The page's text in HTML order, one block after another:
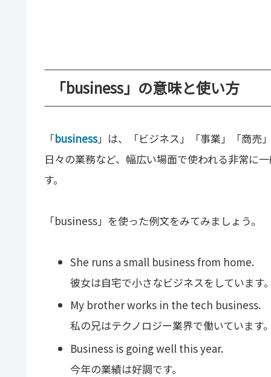
「business」の意味と使い方
「business」は、「ビジネス」「事業」「商売
日々の業務など、幅広い場面で使われる非常に
す。
「business」を使った例文をみてみましょう。
She runs a small business from home.
彼女は自宅で小さなビジネスをしています
My brother works in the tech business.
私の兄はテクノロジー業界で働いています
Business is going well this year.
今年の業績は好調です。